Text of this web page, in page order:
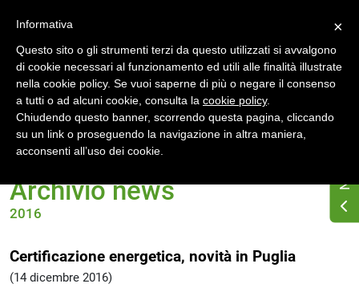
Home News Archivio 2016
Archivio news
2016
Certificazione energetica, novità in Puglia
(14 dicembre 2016)
×
Informativa
Questo sito o gli strumenti terzi da questo utilizzati si avvalgono
di cookie necessari al funzionamento ed utili alle finalità illustrate
nella cookie policy. Se vuoi saperne di più o negare il consenso
a tutti o ad alcuni cookie, consulta la cookie policy.
Chiudendo questo banner, scorrendo questa pagina, cliccando
su un link o proseguendo la navigazione in altra maniera,
acconsenti all’uso dei cookie.